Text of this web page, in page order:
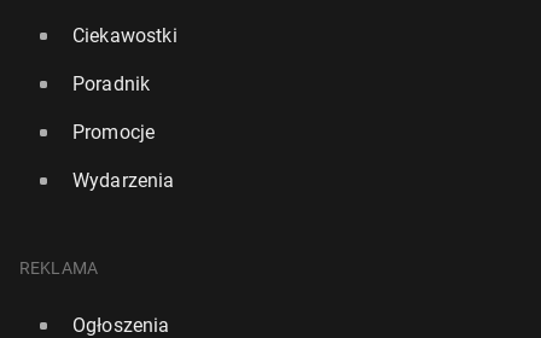
Ciekawostki
Poradnik
Promocje
Wydarzenia
REKLAMA
Ogłoszenia